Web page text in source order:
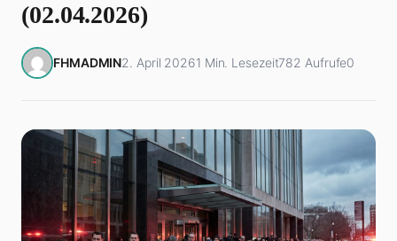
(02.04.2026)
FHMADMIN2. April 20261 Min. Lesezeit782 Aufrufe0